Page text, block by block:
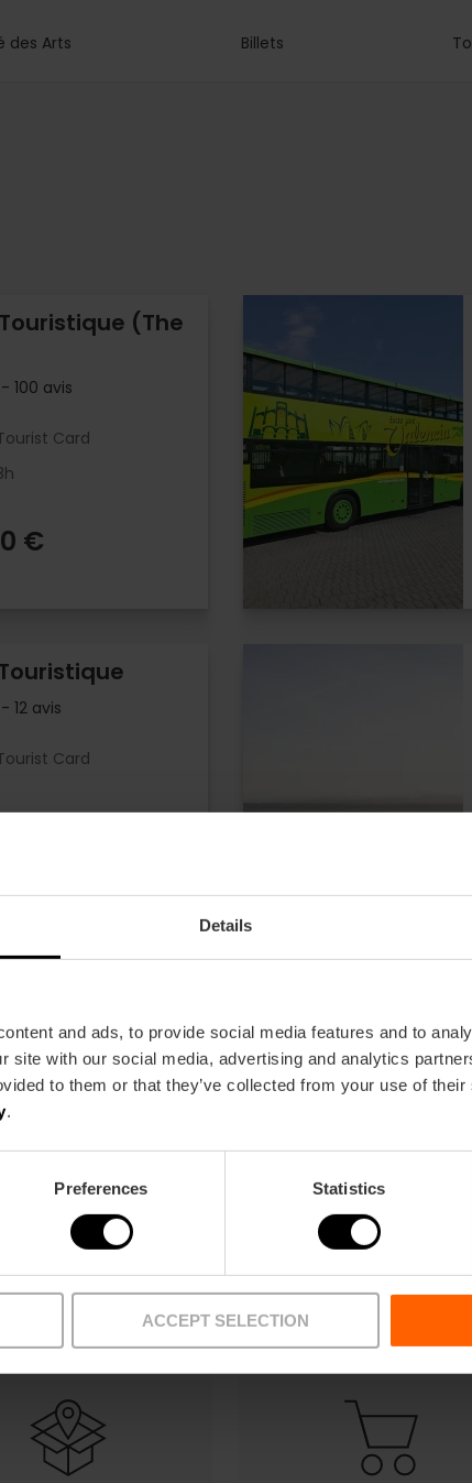
Details
and ads, to provide social media features and to
site with our social media, advertising and analytics
to them or that they’ve collected from your use of
.
Preferences Statistics
ACCEPT SELECTION
des Arts Billets
(The
- 100 avis
Card
€
- 12 avis
Card
Offres FAQs